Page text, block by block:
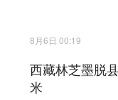
8月6日 00:19
西藏林芝墨脱
米